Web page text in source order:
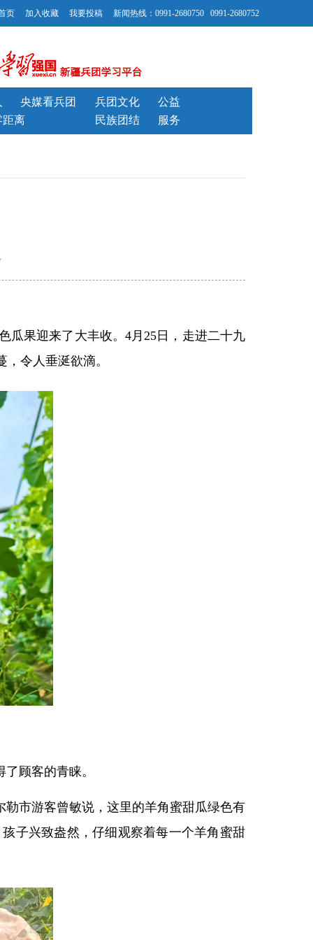
页 加入收藏 我要投稿 新闻热线：0991-2680750 0991-2680752
央媒看兵团
距离
兵团文化
公益
民族团结
服务
瓜果迎来了大丰收。4月25日，走进二十九
令人垂涎欲滴。
顾客的青睐。
市游客曾敏说，这里的羊角蜜甜瓜绿色有
子兴致盎然，仔细观察着每一个羊角蜜甜